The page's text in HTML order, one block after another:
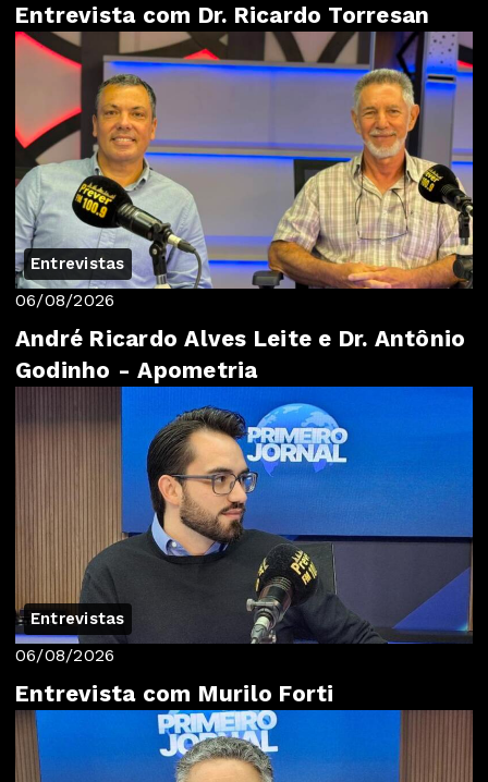
Entrevista com Dr. Ricardo Torresan
Entrevistas
06/08/2026
André Ricardo Alves Leite e Dr. Antônio
Godinho - Apometria
Entrevistas
06/08/2026
Entrevista com Murilo Forti